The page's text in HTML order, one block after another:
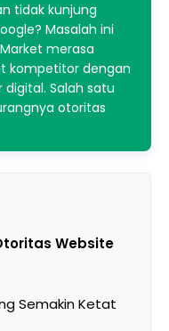
tidak kunjung
Masalah ini
merasa
kompetitor dengan
Salah satu
otoritas
Website
Semakin Ketat